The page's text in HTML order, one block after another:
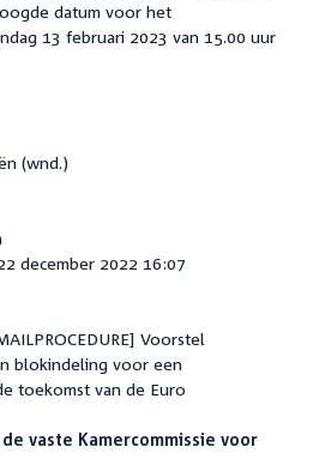
datum voor het
13 februari 2023 van 15.00 uur
(wnd.)
december 2022 16:07
Voorstel
blokindeling voor een
toekomst van de Euro
vaste Kamercommissie voor